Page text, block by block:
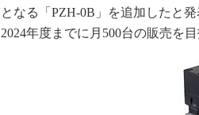
となる「PZH-0B」を追加したと
2024年度までに月500台の販売を目